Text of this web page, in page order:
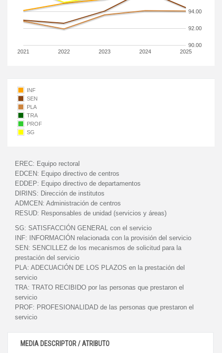
2021 2022 2023 2024 2025
90.00
92.00
94.00
INF
SEN
PLA
TRA
PROF
SG
EREC: Equipo rectoral
EDCEN: Equipo directivo de centros
EDDEP: Equipo directivo de departamentos
DIRINS: Dirección de institutos
ADMCEN: Administración de centros
RESUD: Responsables de unidad (servicios y áreas)
SG: SATISFACCIÓN GENERAL con el servicio
INF:
INFORMACIÓN relacionada con la provisión del servicio
SEN: SENCILLEZ de los mecanismos de solicitud para la
prestación del servicio
PLA: ADECUACIÓN DE LOS PLAZOS en la prestación del
servicio
TRA: TRATO RECIBIDO por las personas que prestaron el
servicio
PROF: PROFESIONALIDAD de las personas que prestaron el
servicio
MEDIA DESCRIPTOR / ATRIBUTO